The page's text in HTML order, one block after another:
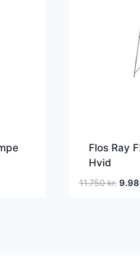
Flos Ray
Hvid
11.750kr. Den